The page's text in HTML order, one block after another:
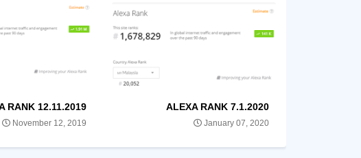
ALEXA RANK 7.1.2020
January 07, 2020
RANK 12.11.2019
November 12, 2019